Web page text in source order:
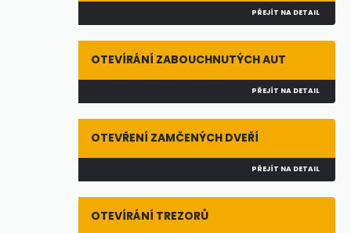
PŘEJÍT NA DETAIL
OTEVÍRÁNÍ ZABOUCHNUTÝCH AUT
PŘEJÍT NA DETAIL
OTEVŘENÍ ZAMČENÝCH DVEŘÍ
PŘEJÍT NA DETAIL
OTEVÍRÁNÍ TREZORŮ